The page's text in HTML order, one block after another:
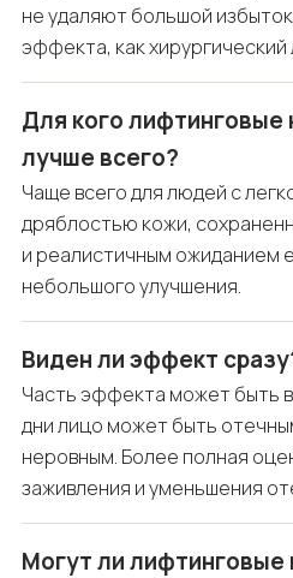
не удаляют большой
эффекта, как хирургический
Для кого лифтинговые
лучше всего?
Чаще всего для людей с
дряблостью кожи,
и реалистичным ожиданием
небольшого улучшения.
Виден ли эффект
Часть эффекта может быть
дни лицо может быть
неровным. Более полная
заживления и уменьшения
Могут ли лифтинговые